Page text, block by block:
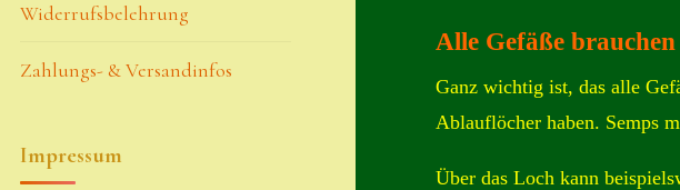
Alle Gefäße
Ganz wichtig ist, das alle
Ablauflöcher haben. Semps
Über das Loch kann
Widerrufsbelehrung
Zahlungs- & Versandinfos
Impressum